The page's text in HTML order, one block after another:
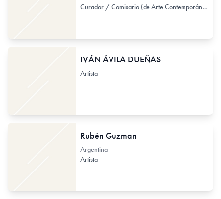
Curador / Comisario (de Arte Contemporáneo)
IVÁN ÁVILA DUEÑAS
Artista
Rubén Guzman
Argentina
Artista